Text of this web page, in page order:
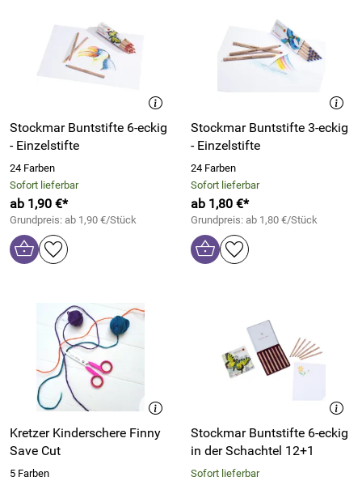
Stockmar Buntstifte 6-eckig
- Einzelstifte
24 Farben
Sofort lieferbar
ab 1,90 €*
Grundpreis: ab 1,90 €/Stück
Stockmar Buntstifte 3-eckig
- Einzelstifte
24 Farben
Sofort lieferbar
ab 1,80 €*
Grundpreis: ab 1,80 €/Stück
Kretzer Kinderschere Finny
Save Cut
5 Farben
Stockmar Buntstifte 6-eckig
in der Schachtel 12+1
Sofort lieferbar